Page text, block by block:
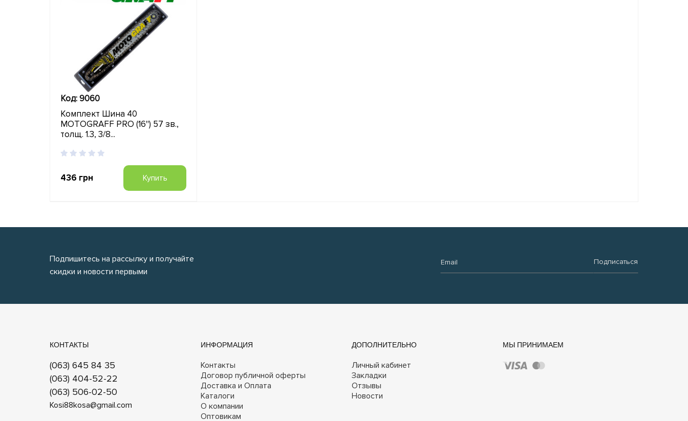
Код: 9060
Комплект Шина 40
MOTOGRAFF PRO (16") 57 зв.,
толщ. 1.3, 3/8...
436 грн Купить
Подпишитесь на рассылку и получайте
скидки и новости первыми
Подписаться
КОНТАКТЫ
(063) 645 84 35
(063) 404-52-22
(063) 506-02-50
Kosi88kosa@gmail.com
ИНФОРМАЦИЯ
Контакты
Договор публичной оферты
Доставка и Оплата
Каталоги
О компании
Оптовикам
ДОПОЛНИТЕЛЬНО
Личный кабинет
Закладки
Отзывы
Новости
МЫ ПРИНИМАЕМ